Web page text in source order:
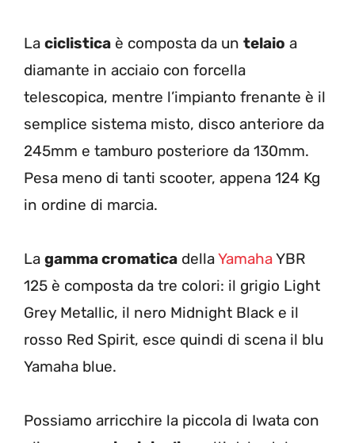
La ciclistica è composta da un telaio a
diamante in acciaio con forcella
telescopica, mentre l’impianto frenante è il
semplice sistema misto, disco anteriore da
245mm e tamburo posteriore da 130mm.
Pesa meno di tanti scooter, appena 124 Kg
in ordine di marcia.
La gamma cromatica dellaYamahaYBR
125 è composta da tre colori: il grigio Light
Grey Metallic, il nero Midnight Black e il
rosso Red Spirit, esce quindi di scena il blu
Yamaha blue.
Possiamo arricchire la piccola di Iwata con